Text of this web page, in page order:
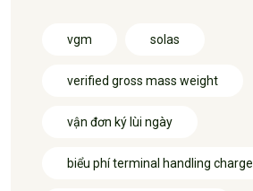
vgm solas
verified gross mass weight
vận đơn ký lùi ngày
biểu phí terminal handling charge